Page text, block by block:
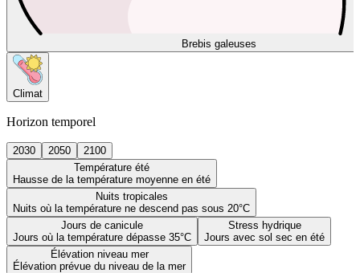
Brebis galeuses
Climat
Horizon temporel
2030 2050
2100
Température été
Hausse de la température moyenne en été
Nuits tropicales
Nuits où la température ne descend pas sous 20°C
Jours de canicule
Jours où la température dépasse 35°C
Stress hydrique
Jours avec sol sec en été
Élévation niveau mer
Élévation prévue du niveau de la mer